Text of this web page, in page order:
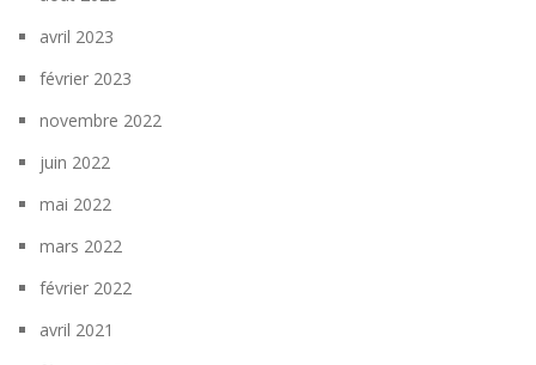
avril 2023
février 2023
novembre 2022
juin 2022
mai 2022
mars 2022
février 2022
avril 2021